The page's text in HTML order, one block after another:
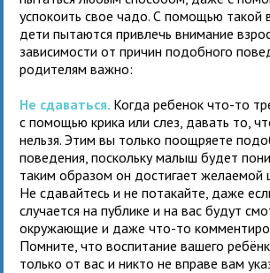
успокоить свое чадо. С помощью такой
дети пытаются привлечь внимание
зависимости от причин подобного
родителям важно:
Не сдаваться. Когда ребенок что-то
с помощью крика или слез, давать то,
нельзя. Этим вы только поощряете
поведения, поскольку малыш будет
таким образом он достигает желаемой
Не сдавайтесь и не потакайте, даже
случается на публике и на вас будут
окружающие и даже что-то
Помните, что воспитание вашего
только от вас и никто не вправе вам